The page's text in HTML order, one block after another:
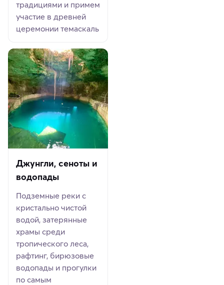
традициями и примем
участие в древней
церемонии темаскаль
Джунгли, сеноты и
водопады
Подземные реки с
кристально чистой
водой, затерянные
храмы среди
тропического леса,
рафтинг, бирюзовые
водопады и прогулки
по самым